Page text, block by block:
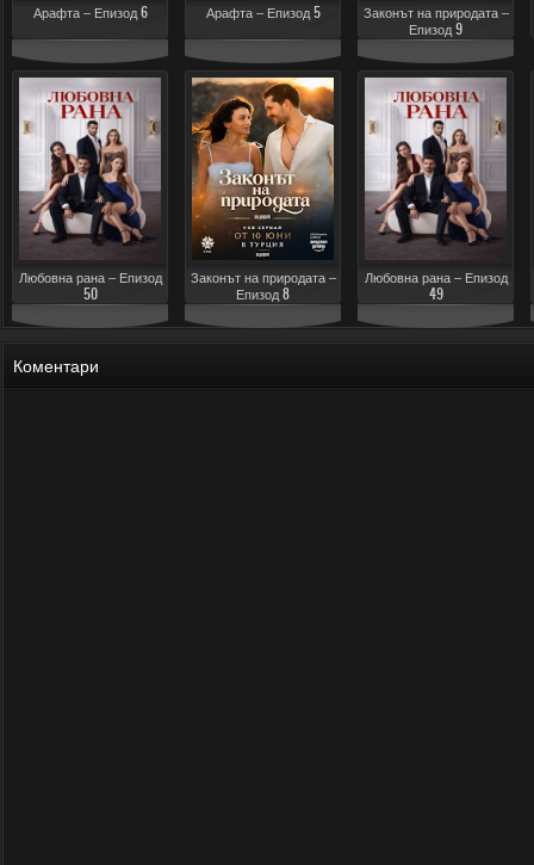
Арафта – Епизод 6 Арафта – Епизод 5
Законът на природата –
Епизод 9
Любовна рана – Епизод
50
Законът на природата –
Епизод 8
Любовна рана – Епизод
49
Коментари